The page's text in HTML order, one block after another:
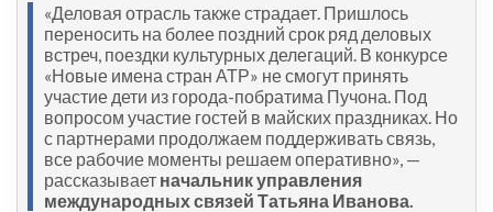
«Деловая отрасль также страдает. Пришлось
переносить на более поздний срок ряд деловых
встреч, поездки культурных делегаций. В конкурсе
«Новые имена стран АТР» не смогут принять
участие дети из города-побратима Пучона. Под
вопросом участие гостей в майских праздниках. Но
с партнерами продолжаем поддерживать связь,
все рабочие моменты решаем оперативно», —
рассказывает начальник управления
международных связей Татьяна Иванова.